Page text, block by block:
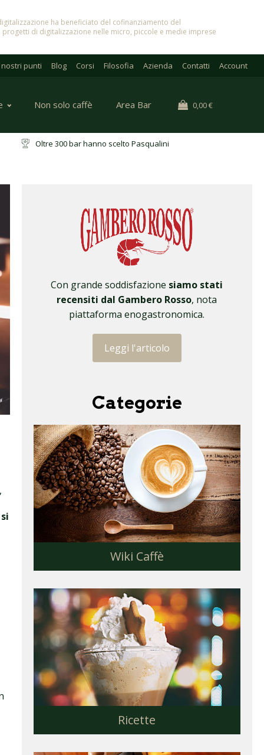
ha beneficiato del cofinanziamento del
progetti di digitalizzazione nelle micro, piccole e medie imprese
nostri punti Blog Corsi Filosofia Azienda Contatti Account
Non solo caffè Area Bar 0,00€
Oltre 300 bar hanno scelto Pasqualini
Con grande soddisfazione siamo stati
recensiti dal Gambero Rosso, nota
piattaforma enogastronomica.
Leggi l'articolo
Categorie
Wiki Caffè
Ricette